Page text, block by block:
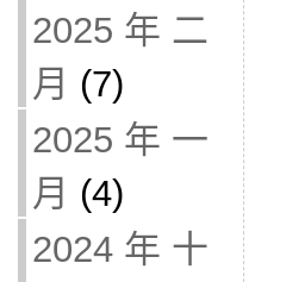
2025 年 二
月 (7)
2025 年 一
月 (4)
2024 年 十